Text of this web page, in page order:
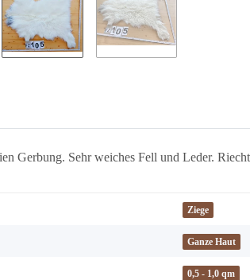
Gerbung. Sehr weiches Fell und Leder.
Ziege
Ganze Haut
0,5 - 1,0 qm